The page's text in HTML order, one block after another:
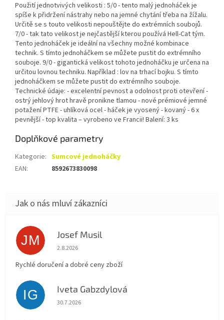
Použití jednotvivých velikosti : 5/0 - tento malý jednoháček je
spíše k přidržení nástrahy nebo na jemné chytání třeba na žížalu.
Určitě se s touto velikosti nepouštějte do extrémních soubojů.
7/0 - tak tato velikost je nejčastější kterou používá Hell-Cat tým.
Tento jednoháček je ideální na všechny možné kombinace
technik. S tímto jednoháčkem se můžete pustit do extrémního
souboje. 9/0 - gigantická velikost tohoto jednoháčku je určena na
určitou lovnou techniku. Například : lov na trhací bojku. S tímto
jednoháčkem se můžete pustit do extrémního souboje.
Technické údaje: - excelentní pevnost a odolnost proti otevření -
ostrý jehlový hrot hravě pronikne tlamou - nové prémiové jemné
potažení PTFE - uhlíková ocel - háček je vyosený - kovaný - 6 x
pevnější - top kvalita – vyrobeno ve Francii! Balení: 3 ks
Doplňkové parametry
Kategorie: Sumcové jednoháčky
EAN: 8592673830098
JM Josef Musil
Hodnocení obchodu je 5 z 5 hvězdiček.
2.8.2026
Rychlé doručení a dobré ceny zboží
IG Iveta Gabzdylová
Hodnocení obchodu je 5 z 5 hvězdiček.
30.7.2026